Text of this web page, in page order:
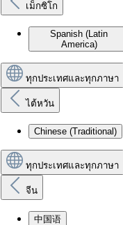
เม็กซิโก
Spanish (Latin
America)
ทุกประเทศและทุกภาษา
ไต้หวัน
Chinese (Traditional)
ทุกประเทศและทุกภาษา
จีน
中国语